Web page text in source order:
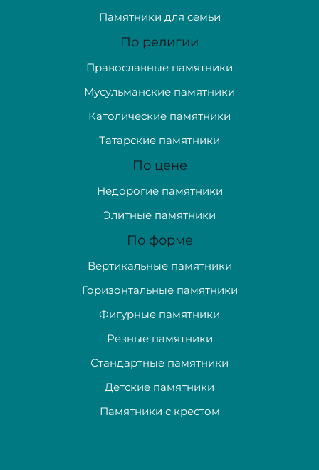
Памятники для семьи
По религии
Православные памятники
Мусульманские памятники
Католические памятники
Татарские памятники
По цене
Недорогие памятники
Элитные памятники
По форме
Вертикальные памятники
Горизонтальные памятники
Фигурные памятники
Резные памятники
Стандартные памятники
Детские памятники
Памятники с крестом